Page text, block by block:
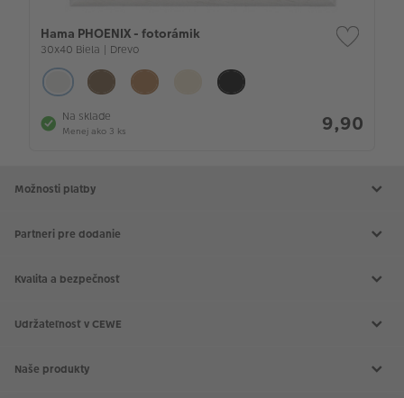
Hama PHOENIX - fotorámik
30x40 Biela | Drevo
Na sklade
Menej ako 3 ks 9,90
Možnosti platby
Partneri pre dodanie
Kvalita a bezpečnosť
Udržateľnosť v CEWE
Naše produkty